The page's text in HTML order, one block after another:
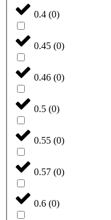
0.4 (0)
0.45 (0)
0.46 (0)
0.5 (0)
0.55 (0)
0.57 (0)
0.6 (0)